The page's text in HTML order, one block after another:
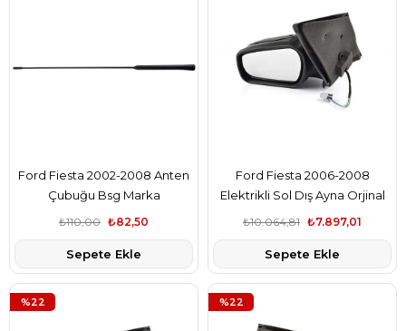
Ford Fiesta 2002-2008 Anten
Çubuğu Bsg Marka
97GP18A886AB
₺82,50
₺110,00
Sepete Ekle
Ford Fiesta 2006-2008
Elektrikli Sol Dış Ayna Orjinal
Marka 6S6117683AE
₺7.897,01
₺10.064,81
Sepete Ekle
%22 %22